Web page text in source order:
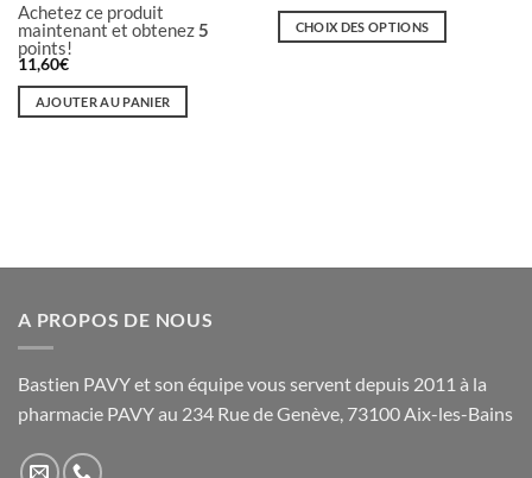
Achetez ce produit
maintenant et obtenez5
points!
11,60€
AJOUTER AU PANIER
prix :
5,60€
CHOIX DES OPTIONS
du
A PROPOS DE NOUS
Bastien PAVY et son équipe vous servent depuis 2011 à la
pharmacie PAVY au 234 Rue de Genève, 73100 Aix-les-Bains